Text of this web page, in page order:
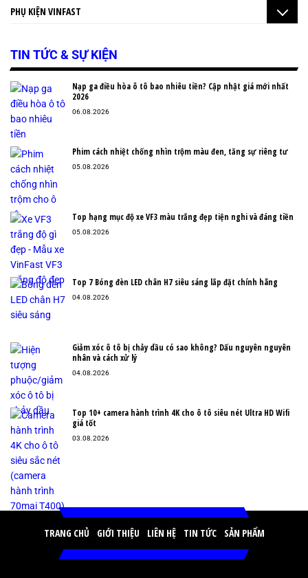
PHỤ KIỆN VINFAST
TIN TỨC & SỰ KIỆN
Nạp ga điều hòa ô tô bao nhiêu tiền? Cập nhật giá mới nhất
2026
06.08.2026
Phim cách nhiệt chống nhìn trộm màu đen, tăng sự riêng tư
05.08.2026
Top hạng mục độ xe VF3 màu trắng đẹp tiện nghi và đáng tiền
05.08.2026
Top 7 Bóng đèn LED chân H7 siêu sáng lắp đặt chính hãng
04.08.2026
Giảm xóc ô tô bị chảy dầu có sao không? Dấu nguyên nguyên
nhân và cách xử lý
04.08.2026
Top 10+ camera hành trình 4K cho ô tô siêu nét Ultra HD Wifi
giá tốt
03.08.2026
TRANG CHỦ GIỚI THIỆU LIÊN HỆ TIN TỨC SẢN PHẨM